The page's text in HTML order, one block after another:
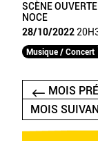
SCÈNE
NOCE
28/10/2022
Musique / Concert
MOIS
MOIS